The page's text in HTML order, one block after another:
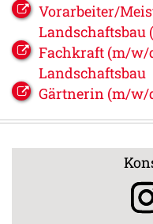
Vorarbeiter/
Landschaftsbau
Fachkraft (m/w/
Landschaftsbau
Gärtnerin (m/w/